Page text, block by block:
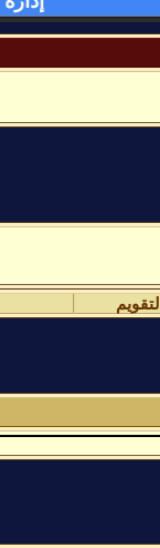
التقويم